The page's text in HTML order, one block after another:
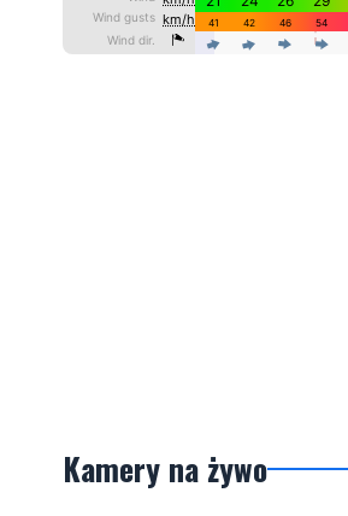
Kamery na żywo